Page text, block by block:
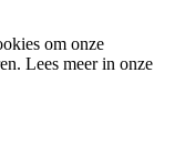
om onze
Lees meer in onze